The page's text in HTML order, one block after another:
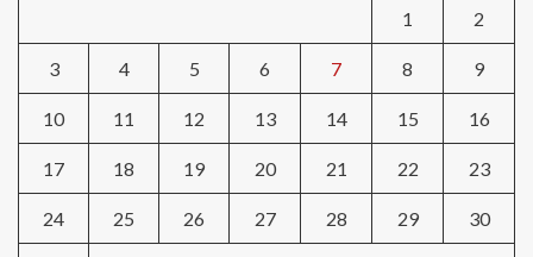
1 2
3 4 5 6 7 8 9
10 11 12 13 14 15 16
17 18 19 20 21 22 23
24 25 26 27 28 29 30